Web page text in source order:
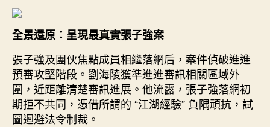
全景還原：呈現最真實張子強案
張子強及團伙焦點成員相繼落網后，案件偵破進進
預審攻堅階段。劉海陵獲準進進審訊相關區域外
圍，近距離清楚審訊進展。他流露，張子強落網初
期拒不共同，憑借所謂的 “江湖經驗” 負隅頑抗，試
圖迴避法令制裁。